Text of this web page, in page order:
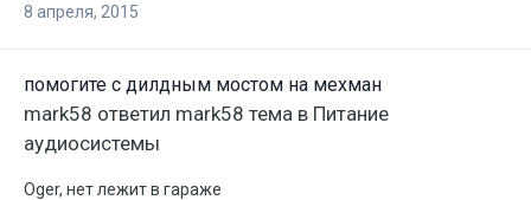
8 апреля, 2015
помогите с дилдным мостом на мехман
mark58 ответил mark58 тема в Питание
аудиосистемы
Oger, нет лежит в гараже